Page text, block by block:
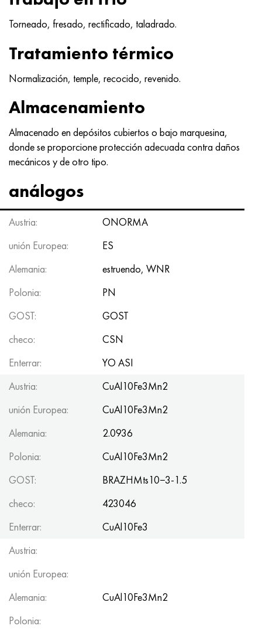
Torneado, fresado, rectificado, taladrado.
Tratamiento térmico
Normalización, temple, recocido, revenido.
Almacenamiento
Almacenado en depósitos cubiertos o bajo marquesina,
donde se proporcione protección adecuada contra daños
mecánicos y de otro tipo.
análogos
Austria:
ONORMA
unión Europea:
ES
Alemania:
estruendo, WNR
Polonia:
PN
GOST:
GOST
checo:
CSN
Enterrar:
YO ASI
Austria:
CuAl10Fe3Mn2
unión Europea:
CuAl10Fe3Mn2
Alemania:
2.0936
Polonia:
CuAl10Fe3Mn2
GOST:
BRAZHMts10−3-1.5
checo:
423046
Enterrar:
CuAl10Fe3
Austria:
unión Europea:
Alemania:
CuAl10Fe3Mn2
Polonia:
Hastelloy C-276
udimet 500
udimet 720
40XFA, 1.7223, AISI 4142